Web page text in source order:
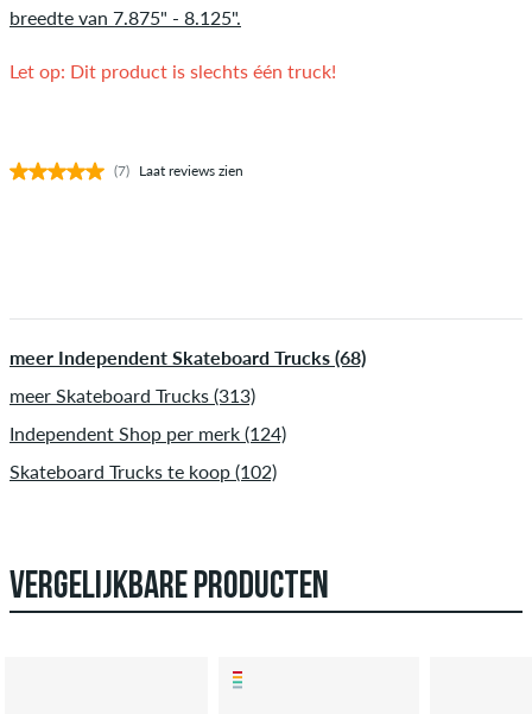
breedte van 7.875" - 8.125".
Let op: Dit product is slechts één truck!
(7) Laat reviews zien
meer Independent Skateboard Trucks (68)
meer Skateboard Trucks (313)
Independent Shop per merk (124)
Skateboard Trucks te koop (102)
VERGELIJKBARE PRODUCTEN